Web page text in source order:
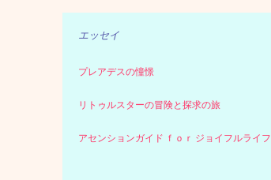
エッセイ
プレアデスの憧憬
リトゥルスターの冒険と探求の旅
アセンションガイド ｆｏｒ ジョイフルライフ